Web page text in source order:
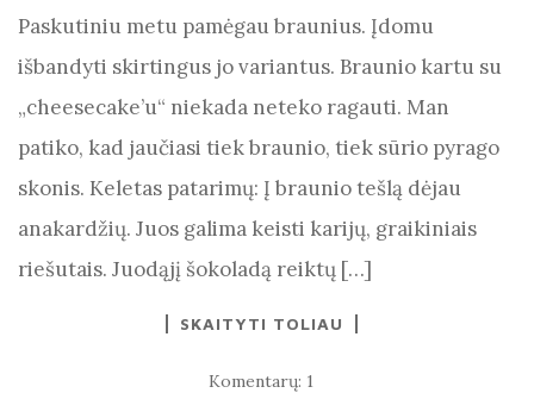
Paskutiniu metu pamėgau braunius. Įdomu
išbandyti skirtingus jo variantus. Braunio kartu su
„cheesecake’u“ niekada neteko ragauti. Man
patiko, kad jaučiasi tiek braunio, tiek sūrio pyrago
skonis. Keletas patarimų: Į braunio tešlą dėjau
anakardžių. Juos galima keisti karijų, graikiniais
riešutais. Juodąjį šokoladą reiktų […]
SKAITYTI TOLIAU
Komentarų: 1